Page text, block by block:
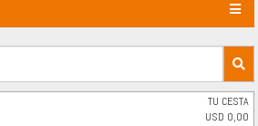
TU CESTA
USD 0,00